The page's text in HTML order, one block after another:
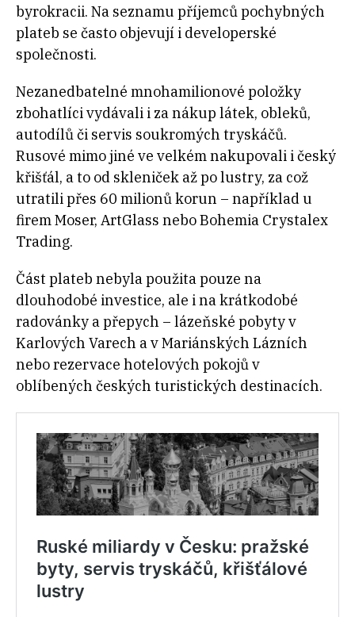
byrokracii. Na seznamu příjemců pochybných
plateb se často objevují i developerské
společnosti.
Nezanedbatelné mnohamilionové položky
zbohatlíci vydávali i za nákup látek, obleků,
autodílů či servis soukromých tryskáčů.
Rusové mimo jiné ve velkém nakupovali i český
křišťál, a to od skleniček až po lustry, za což
utratili přes 60 milionů korun – například u
firem Moser, ArtGlass nebo Bohemia Crystalex
Trading.
Část plateb nebyla použita pouze na
dlouhodobé investice, ale i na krátkodobé
radovánky a přepych – lázeňské pobyty v
Karlových Varech a v Mariánských Lázních
nebo rezervace hotelových pokojů v
oblíbených českých turistických destinacích.